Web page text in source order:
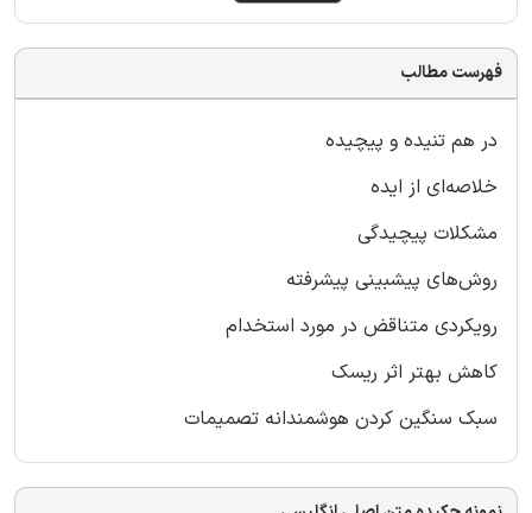
فهرست مطالب
در هم تنیده و پیچیده
خلاصه‌ای از ایده
مشکلات پیچیدگی
روش‌های پیشبینی پیشرفته
رویکردی متناقض در مورد استخدام
کاهش بهتر اثر ریسک
سبک سنگین کردن هوشمندانه تصمیمات